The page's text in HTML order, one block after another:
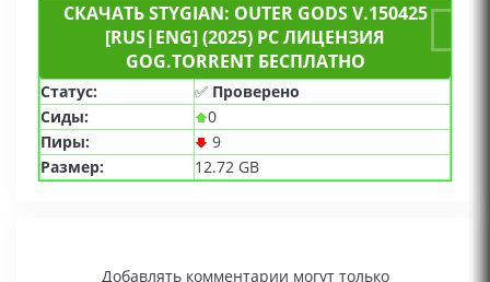
СКАЧАТЬ STYGIAN: OUTER GODS V.150425
[RUS|ENG] (2025) PC ЛИЦЕНЗИЯ
GOG.TORRENT БЕСПЛАТНО
Статус: ✅ Проверено
Сиды:
0
Пиры:
9
Размер:
12.72 GB
Добавлять комментарии могут только